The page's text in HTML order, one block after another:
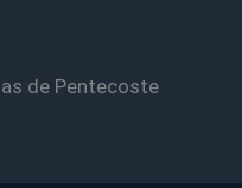
de Pentecoste